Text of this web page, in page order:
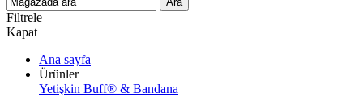
Filtrele
Kapat
Ana sayfa
Ürünler
Yetişkin Buff® & Bandana